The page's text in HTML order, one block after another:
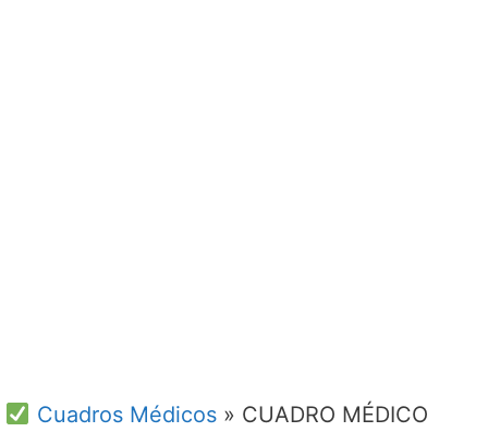
Cuadros Médicos» CUADRO MÉDICO